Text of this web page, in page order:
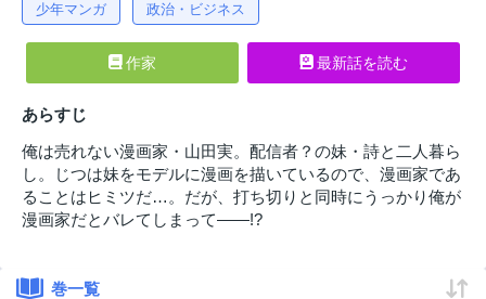
少年マンガ 政治・ビジネス
作家 最新話を読む
あらすじ
俺は売れない漫画家・山田実。配信者？の妹・詩と二人暮ら
し。じつは妹をモデルに漫画を描いているので、漫画家であ
ることはヒミツだ…。だが、打ち切りと同時にうっかり俺が
漫画家だとバレてしまって――!?
巻一覧